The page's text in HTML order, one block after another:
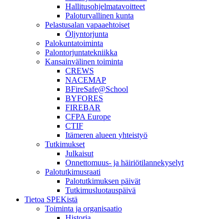
Hallitusohjelmatavoitteet
Paloturvallinen kunta
Pelastusalan vapaaehtoiset
Öljyntorjunta
Palokuntatoiminta
Palontorjuntatekniikka
Kansainvälinen toiminta
CREWS
NACEMAP
BFireSafe@School
BYFORES
FIREBAR
CFPA Europe
CTIF
Itämeren alueen yhteistyö
Tutkimukset
Julkaisut
Onnettomuus- ja häiriötilannekyselyt
Palotutkimusraati
Palotutkimuksen päivät
Tutkimusluotauspäivä
Tietoa SPEKistä
Toiminta ja organisaatio